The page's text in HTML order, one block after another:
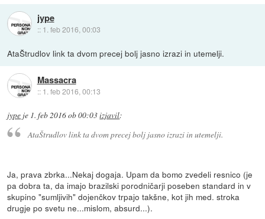
jype
:: 1. feb 2016, 00:03
AtaŠtrudlov link ta dvom precej bolj jasno izrazi in utemelji.
Massacra
:: 1. feb 2016, 00:13
jype je 1. feb 2016 ob 00:03izjavil:
AtaŠtrudlov link ta dvom precej bolj jasno izrazi in utemelji.
Ja, prava zbrka...Nekaj dogaja. Upam da bomo zvedeli resnico (je
pa dobra ta, da imajo brazilski porodničarji poseben standard in v
skupino "sumljivih" dojenčkov trpajo takšne, kot jih med. stroka
drugje po svetu ne...mislom, absurd...).